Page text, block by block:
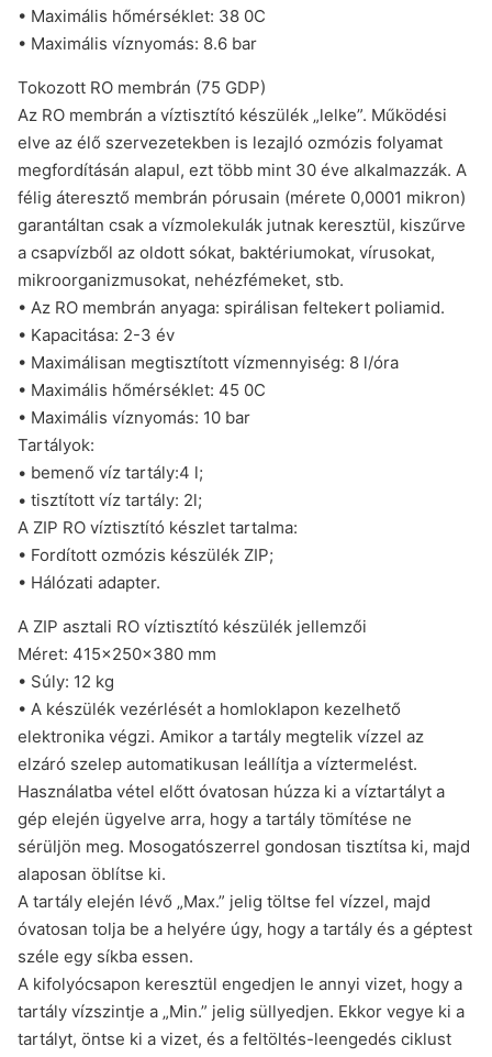
• Maximális hőmérséklet: 38 0C
• Maximális víznyomás: 8.6 bar
Tokozott RO membrán (75 GDP)
Az RO membrán a víztisztító készülék „lelke”. Működési
elve az élő szervezetekben is lezajló ozmózis folyamat
megfordításán alapul, ezt több mint 30 éve alkalmazzák. A
félig áteresztő membrán pórusain (mérete 0,0001 mikron)
garantáltan csak a vízmolekulák jutnak keresztül, kiszűrve
a csapvízből az oldott sókat, baktériumokat, vírusokat,
mikroorganizmusokat, nehézfémeket, stb.
• Az RO membrán anyaga: spirálisan feltekert poliamid.
• Kapacitása: 2-3 év
• Maximálisan megtisztított vízmennyiség: 8 l/óra
• Maximális hőmérséklet: 45 0C
• Maximális víznyomás: 10 bar
Tartályok:
• bemenő víz tartály:4 l;
• tisztított víz tartály: 2l;
A ZIP RO víztisztító készlet tartalma:
• Fordított ozmózis készülék ZIP;
• Hálózati adapter.
A ZIP asztali RO víztisztító készülék jellemzői
Méret: 415x250x380 mm
• Súly: 12 kg
• A készülék vezérlését a homloklapon kezelhető
elektronika végzi. Amikor a tartály megtelik vízzel az
elzáró szelep automatikusan leállítja a víztermelést.
Használatba vétel előtt óvatosan húzza ki a víztartályt a
gép elején ügyelve arra, hogy a tartály tömítése ne
sérüljön meg. Mosogatószerrel gondosan tisztítsa ki, majd
alaposan öblítse ki.
A tartály elején lévő „Max.” jelig töltse fel vízzel, majd
óvatosan tolja be a helyére úgy, hogy a tartály és a géptest
széle egy síkba essen.
A kifolyócsapon keresztül engedjen le annyi vizet, hogy a
tartály vízszintje a „Min.” jelig süllyedjen. Ekkor vegye ki a
tartályt, öntse ki a vizet, és a feltöltés-leengedés ciklust